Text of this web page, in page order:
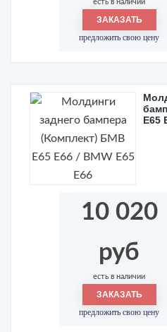
есть в наличии
ЗАКАЗАТЬ
предложить свою цену
Е65
10 020
руб
есть в наличии
ЗАКАЗАТЬ
предложить свою цену